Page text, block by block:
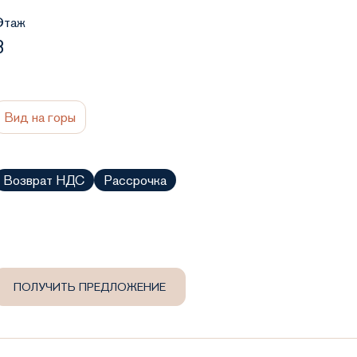
Вид на горы
Возврат НДС Рассрочка
ПОЛУЧИТЬ ПРЕДЛОЖЕНИЕ